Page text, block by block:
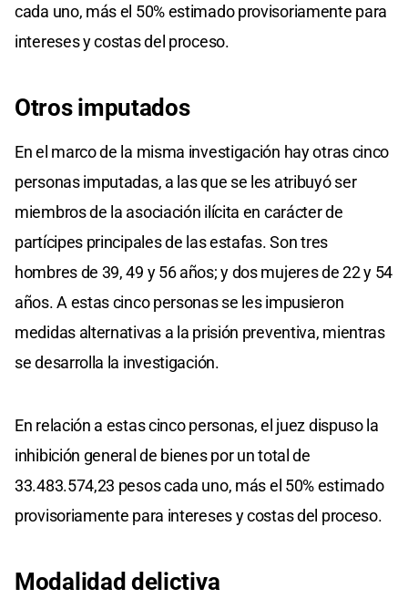
cada uno, más el 50% estimado provisoriamente para
intereses y costas del proceso.
Otros imputados
En el marco de la misma investigación hay otras cinco
personas imputadas, a las que se les atribuyó ser
miembros de la asociación ilícita en carácter de
partícipes principales de las estafas. Son tres
hombres de 39, 49 y 56 años; y dos mujeres de 22 y 54
años. A estas cinco personas se les impusieron
medidas alternativas a la prisión preventiva, mientras
se desarrolla la investigación.
En relación a estas cinco personas, el juez dispuso la
inhibición general de bienes por un total de
33.483.574,23 pesos cada uno, más el 50% estimado
provisoriamente para intereses y costas del proceso.
Modalidad delictiva